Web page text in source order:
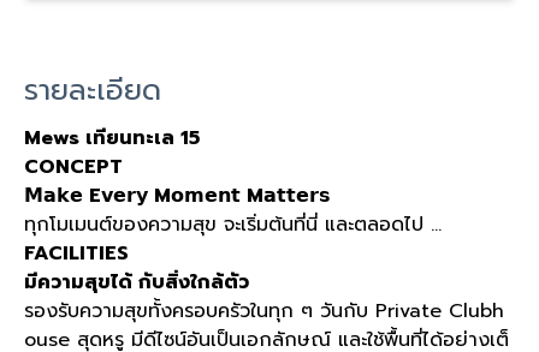
รายละเอียด
Mews เทียนทะเล 15
CONCEPT
𝗠𝗮𝗸𝗲 E𝘃𝗲𝗿𝘆 M𝗼𝗺𝗲𝗻𝘁 M𝗮𝘁𝘁𝗲𝗿𝘀
ทุกโมเมนต์ของความสุข จะเริ่มต้นที่นี่ และตลอดไป …
FACILITIES
มีความสุขได้ กับสิ่งใกล้ตัว
รองรับความสุขทั้งครอบครัวในทุก ๆ วันกับ Private Clubh
ouse สุดหรู มีดีไซน์อันเป็นเอกลักษณ์ และใช้พื้นที่ได้อย่างเต็